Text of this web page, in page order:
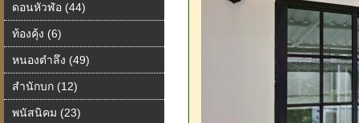
ดอนหัวฬ่อ (44)
ท้องคุ้ง (6)
หนองตำลึง (49)
สำนักบก (12)
พนัสนิคม (23)